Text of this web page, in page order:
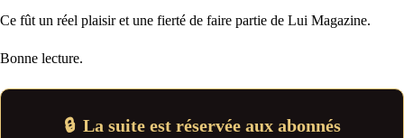
Ce fût un réel plaisir et une fierté de faire partie de Lui Magazine.
Bonne lecture.
🔒 La suite est réservée aux abonnés